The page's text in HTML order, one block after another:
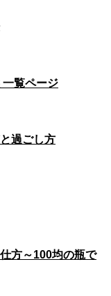
一覧ページ
過ごし方
方～100均の瓶で